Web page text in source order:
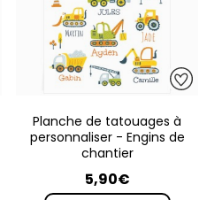
Planche de tatouages à
personnaliser - Engins de
chantier
5,90€